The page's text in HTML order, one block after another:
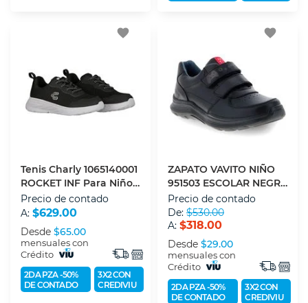
favorite
Tenis Charly 1065140001
ROCKET INF Para Niño
19
Precio de contado
A: $629.00
Desde $65.00
mensuales con
Crédito
2DA PZA -50%
DE CONTADO
3X2 CON
CREDIVIU
favorite
ZAPATO VAVITO NIÑO
951503 ESCOLAR NEGRO
T190
Precio de contado
De: $530.00
A: $318.00
Desde $29.00
mensuales con
Crédito
2DA PZA -50%
DE CONTADO
3X2 CON
CREDIVIU